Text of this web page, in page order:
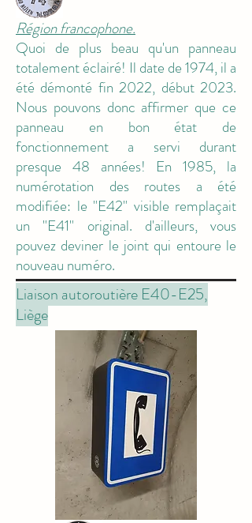
M5
Région francophone.
Quoi de plus beau qu'un panneau
totalement éclairé! Il date de 1974, il a
été démonté fin 2022, début 2023.
Nous pouvons donc affirmer que ce
panneau en bon état de
fonctionnement a servi durant
presque 48 années! En 1985, la
numérotation des routes a été
modifiée: le "E42" visible remplaçait
un "E41" original. d'ailleurs, vous
pouvez deviner le joint qui entoure le
nouveau numéro.
Liaison autoroutière E40-E25,
Liège